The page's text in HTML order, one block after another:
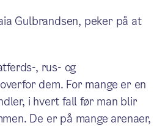
Gulbrandsen, peker på at
, rus- og
dem. For mange er en
i hvert fall før man blir
De er på mange arenaer,